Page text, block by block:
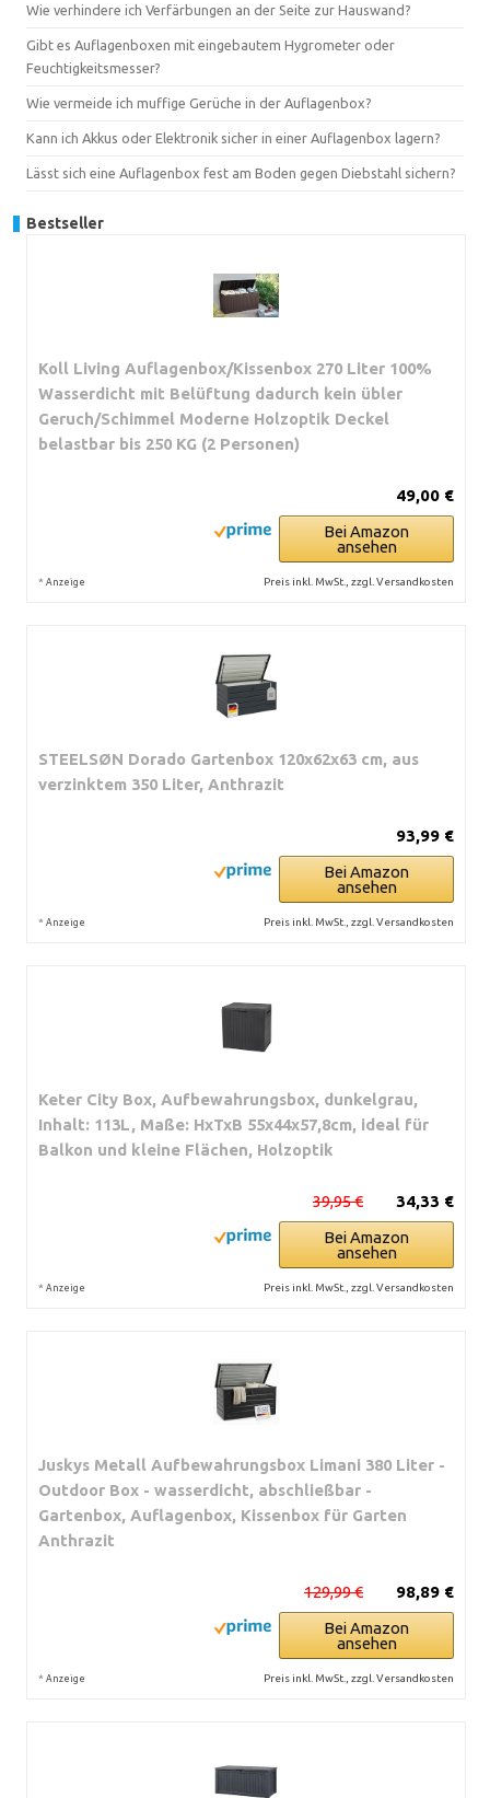
Wie verhindere ich Verfärbungen an der Seite zur Hauswand?
Gibt es Auflagenboxen mit eingebautem Hygrometer oder
Feuchtigkeitsmesser?
Wie vermeide ich muffige Gerüche in der Auflagenbox?
Kann ich Akkus oder Elektronik sicher in einer Auflagenbox lagern?
Lässt sich eine Auflagenbox fest am Boden gegen Diebstahl sichern?
Bestseller
Koll Living Auflagenbox/Kissenbox 270 Liter 100%
Wasserdicht mit Belüftung dadurch kein übler
Geruch/Schimmel Moderne Holzoptik Deckel
belastbar bis 250 KG (2 Personen)
49,00 €
Bei Amazon
ansehen
* Anzeige Preis inkl. MwSt., zzgl. Versandkosten
STEELSØN Dorado Gartenbox 120x62x63 cm, aus
verzinktem 350 Liter, Anthrazit
93,99 €
Bei Amazon
ansehen
* Anzeige Preis inkl. MwSt., zzgl. Versandkosten
Keter City Box, Aufbewahrungsbox, dunkelgrau,
Inhalt: 113L, Maße: HxTxB 55x44x57,8cm, ideal für
Balkon und kleine Flächen, Holzoptik
34,33 €
39,95 €
Bei Amazon
ansehen
* Anzeige Preis inkl. MwSt., zzgl. Versandkosten
Juskys Metall Aufbewahrungsbox Limani 380 Liter -
Outdoor Box - wasserdicht, abschließbar -
Gartenbox, Auflagenbox, Kissenbox für Garten
Anthrazit
98,89 €
129,99 €
Bei Amazon
ansehen
* Anzeige Preis inkl. MwSt., zzgl. Versandkosten